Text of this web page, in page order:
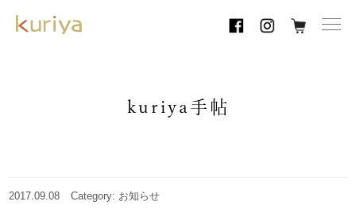
kuriya手帖
2017.09.08 Category: お知らせ